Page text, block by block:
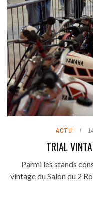
ACTU'
TRIAL
Parmi les stands
vintage du Salon du 2